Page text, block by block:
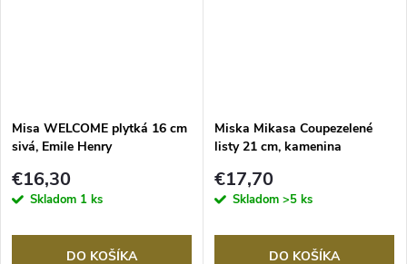
Misa WELCOME plytká 16 cm
sivá, Emile Henry
€16,30
Skladom 1 ks
DO KOŠÍKA
Miska Mikasa Coupezelené
listy 21 cm, kamenina
€17,70
Skladom >5 ks
DO KOŠÍKA